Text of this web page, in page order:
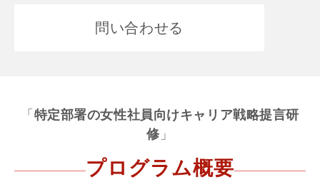
問い合わせる
「特定部署の女性社員向けキャリア戦略提言研
修 」
プログラム概要